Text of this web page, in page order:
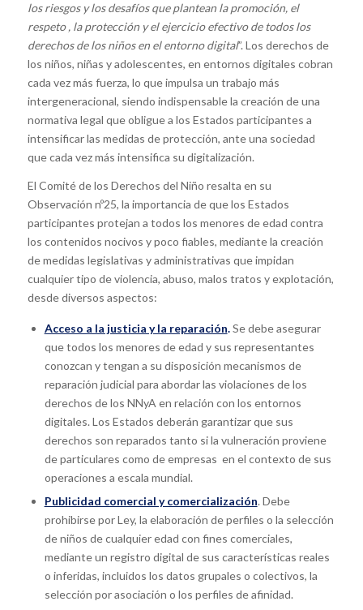
los riesgos y los desafíos que plantean la promoción, el
respeto , la protección y el ejercicio efectivo de todos los
derechos de los niños en el entorno digital”. Los derechos de
los niños, niñas y adolescentes, en entornos digitales cobran
cada vez más fuerza, lo que impulsa un trabajo más
intergeneracional, siendo indispensable la creación de una
normativa legal que obligue a los Estados participantes a
intensificar las medidas de protección, ante una sociedad
que cada vez más intensifica su digitalización.
El Comité de los Derechos del Niño resalta en su
Observación nº25, la importancia de que los Estados
participantes protejan a todos los menores de edad contra
los contenidos nocivos y poco fiables, mediante la creación
de medidas legislativas y administrativas que impidan
cualquier tipo de violencia, abuso, malos tratos y explotación,
desde diversos aspectos:
Acceso a la justicia y la reparación.Se debe asegurar
que todos los menores de edad y sus representantes
conozcan y tengan a su disposición mecanismos de
reparación judicial para abordar las violaciones de los
derechos de los NNyA en relación con los entornos
digitales. Los Estados deberán garantizar que sus
derechos son reparados tanto si la vulneración proviene
de particulares como de empresas en el contexto de sus
operaciones a escala mundial.
Publicidad comercial y comercialización. Debe
prohibirse por Ley, la elaboración de perfiles o la selección
de niños de cualquier edad con fines comerciales,
mediante un registro digital de sus características reales
o inferidas, incluidos los datos grupales o colectivos, la
selección por asociación o los perfiles de afinidad.